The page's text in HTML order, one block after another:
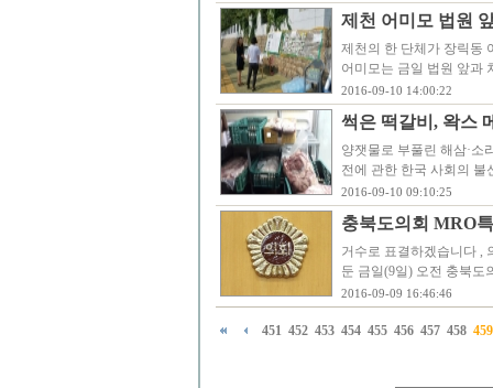
제천 어미모 법원
제천의 한 단체가 장릭동
어미모는 금일 법원 앞과
2016-09-10 14:00:22
썩은 떡갈비, 왁스
양잿물로 부풀린 해삼·
전에 관한 한국 사회의
2016-09-10 09:10:25
충북도의회 MRO
거수로 표결하겠습니다 ,
둔 금일(9일) 오전 충북
2016-09-09 16:46:46
451 452 453 454 455 456 457 458 459